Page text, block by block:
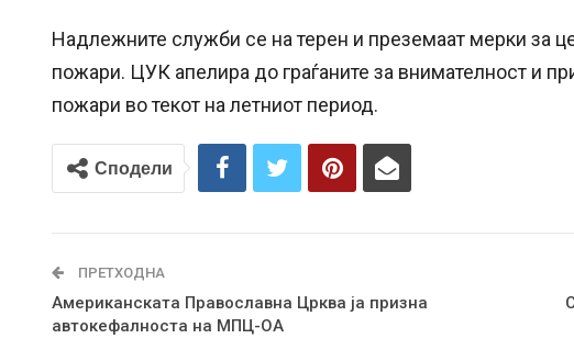
Надлежните служби се на терен и преземаат мерки за
пожари. ЦУК апелира до граѓаните за внимателност и
пожари во текот на летниот период.
Сподели
ПРЕТХОДНА
Американската Православна Црква ја призна
автокефалноста на МПЦ-ОА